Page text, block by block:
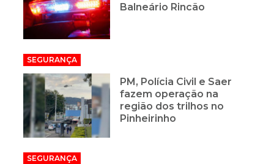
Balneário Rincão
SEGURANÇA
PM, Polícia Civil e Saer
fazem operação na
região dos trilhos no
Pinheirinho
SEGURANÇA